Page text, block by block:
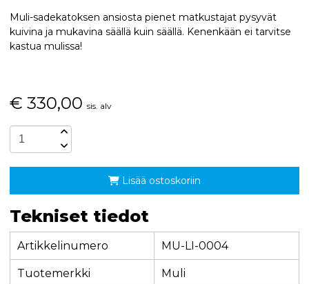
Muli-sadekatoksen ansiosta pienet matkustajat pysyvät
kuivina ja mukavina säällä kuin säällä. Kenenkään ei tarvitse
kastua mulissa!
€ 330,00 sis. alv
Lisää ostoskoriin
Tekniset tiedot
Artikkelinumero MU-LI-0004
Tuotemerkki Muli